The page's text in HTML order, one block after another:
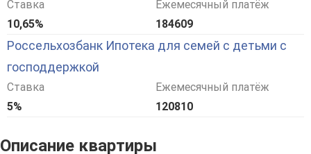
Ставка
10,65%
Ежемесячный платёж
184609
Россельхозбанк Ипотека для семей с детьми с
господдержкой
Ставка
5%
Ежемесячный платёж
120810
Описание квартиры